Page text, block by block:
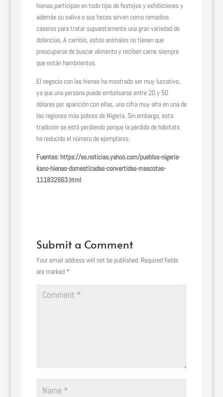
hienas participan en todo tipo de festejos y exhibiciones y
además su saliva o sus heces sirven como remedios
caseros para tratar supuestamente una gran variedad de
dolencias. A cambio, estos animales no tienen que
preocuparse de buscar alimento y reciben carne siempre
que están hambrientos.
El negocio con las hienas ha mostrado ser muy lucrativo,
ya que una persona puede embolsarse entre 20 y 50
dólares por aparición con ellas, una cifra muy alta en una de
las regiones más pobres de Nigeria. Sin embargo, esta
tradición se está perdiendo porque la pérdida de hábitats
ha reducido el número de ejemplares.
Fuentes: https://es.noticias.yahoo.com/pueblos-nigeria-
kano-hienas-domesticadas-convertidas-mascotas-
111832663.html
Submit a Comment
Your email address will not be published. Required fields
are marked *